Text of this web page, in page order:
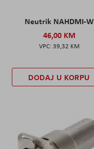
Neutrik NAHDMI-W
46,00 KM
39,32 KM
DODAJ U KORPU